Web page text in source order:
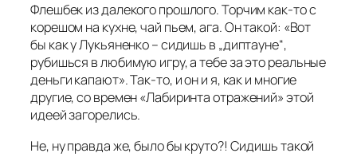
Флешбек из далекого прошлого. Торчим как-то с
корешом на кухне, чай пьем, ага. Он такой: «Вот
бы как у Лукьяненко – сидишь в „диптауне“,
рубишься в любимую игру, а тебе за это реальные
деньги капают». Так-то, и он и я, как и многие
другие, со времен «Лабиринта отражений» этой
идеей загорелись.
Не, ну правда же, было бы круто?! Сидишь такой